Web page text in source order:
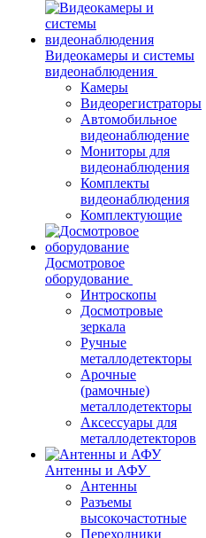
Видеокамеры и системы
видеонаблюдения
Камеры
Видеорегистраторы
Автомобильное
видеонаблюдение
Мониторы для
видеонаблюдения
Комплекты
видеонаблюдения
Комплектующие
Досмотровое
оборудование
Интроскопы
Досмотровые
зеркала
Ручные
металлодетекторы
Арочные
(рамочные)
металлодетекторы
Аксессуары для
металлодетекторов
Антенны и АФУ
Антенны
Разъемы
высокочастотные
Переходники